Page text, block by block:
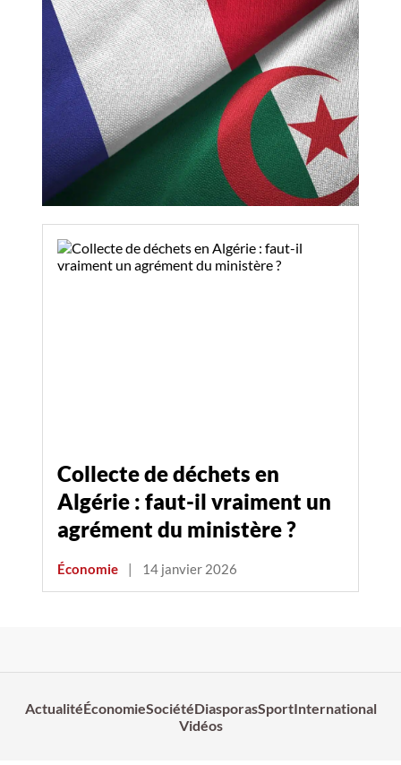
Collecte de déchets en
Algérie : faut-il vraiment un
agrément du ministère ?
Économie | 14 janvier 2026
ActualitéÉconomieSociétéDiasporasSportInternational
Vidéos